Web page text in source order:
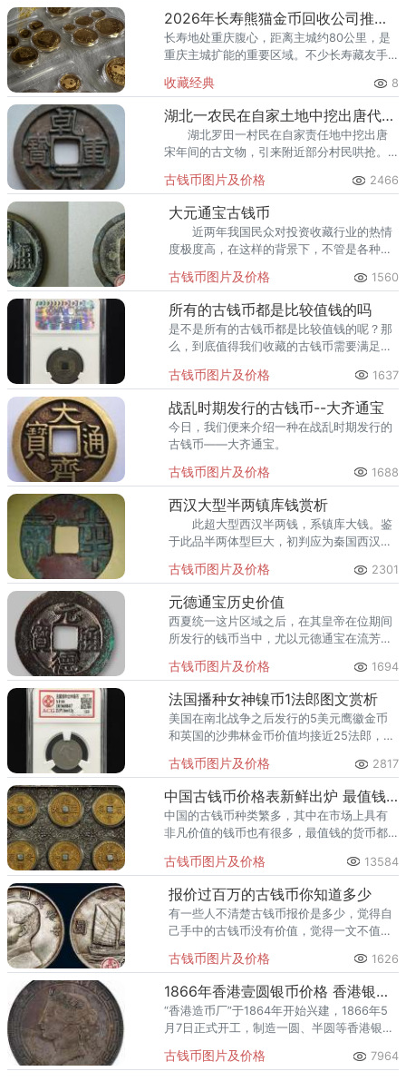
面上回收黄金的地方不少，
2026年长寿熊猫金币回收公司推荐 长寿哪里回收熊猫金币
长寿地处重庆腹心，距离主城约80公里，是
重庆主城扩能的重要区域。不少长寿藏友手
的近年才从银行购入——持币时间不同，出
手时的策略也应该不同。本文
收藏经典 8
湖北一农民在自家土地中挖出唐代古钱币
湖北罗田一村民在自家责任地中挖出唐
宋年间的古文物，引来附近部分村民哄抢。
交到了罗田县博物馆，由博物馆进行处理。
古钱币图片及价格 2466
大元通宝古钱币
近两年我国民众对投资收藏行业的热情
度极度高，在这样的背景下，不管是各种各
者第三套、第二套人民币等等，价格都有比
较不错的上涨。
古钱币图片及价格 1560
所有的古钱币都是比较值钱的吗
是不是所有的古钱币都是比较值钱的呢？那
么，到底值得我们收藏的古钱币需要满足哪
古钱币图片及价格 1637
战乱时期发行的古钱币--大齐通宝
今日，我们便来介绍一种在战乱时期发行的
古钱币——大齐通宝。
古钱币图片及价格 1688
西汉大型半两镇库钱赏析
此超大型西汉半两钱，系镇库大钱。鉴
于此品半两体型巨大，初判应为秦国西汉时
古钱币图片及价格 2301
元德通宝历史价值
西夏统一这片区域之后，在其皇帝在位期间
所发行的钱币当中，尤以元德通宝在流芳了
古钱币图片及价格 1694
法国播种女神镍币1法郎图文赏析
美国在南北战争之后发行的5美元鹰徽金币
和英国的沙弗林金币价值均接近25法郎，因
拉丁货币同盟建立联系，但这一建议被担心
货币重铸成本的法国拒绝。
古钱币图片及价格 2817
中国古钱币价格表新鲜出炉 最值钱的有哪些
中国的古钱币种类繁多，其中在市场上具有
非凡价值的钱币也有很多，最值钱的货币都
来看看中国古钱币价格表就知道了！现在价
值1000万元人民币以上。
古钱币图片及价格 13584
报价过百万的古钱币你知道多少
有一些人不清楚古钱币报价是多少，觉得自
己手中的古钱币没有价值，觉得一文不值可
藏家手中可都是宝物！
古钱币图片及价格 1626
1866年香港壹圆银币价格 香港银币能不能入手
“香港造币厂”于1864年开始兴建，1866年5
月7日正式开工，制造一圆、半圆等香港银
重亏损而停办。
古钱币图片及价格 7964